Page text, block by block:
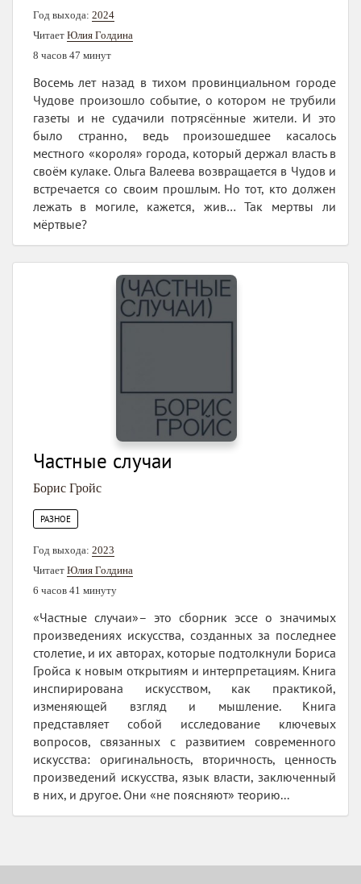
Год выхода: 2024
Читает Юлия Голдина
8 часов 47 минут
Восемь лет назад в тихом провинциальном городе
Чудове произошло событие, о котором не трубили
газеты и не судачили потрясённые жители. И это
было странно, ведь произошедшее касалось
местного «короля» города, который держал власть в
своём кулаке. Ольга Валеева возвращается в Чудов и
встречается со своим прошлым. Но тот, кто должен
лежать в могиле, кажется, жив… Так мертвы ли
мёртвые?
Частные случаи
Борис Гройс
РАЗНОЕ
Год выхода: 2023
Читает Юлия Голдина
6 часов 41 минуту
«Частные случаи»– это сборник эссе о значимых
произведениях искусства, созданных за последнее
столетие, и их авторах, которые подтолкнули Бориса
Гройса к новым открытиям и интерпретациям. Книга
инспирирована искусством, как практикой,
изменяющей взгляд и мышление. Книга
представляет собой исследование ключевых
вопросов, связанных с развитием современного
искусства: оригинальность, вторичность, ценность
произведений искусства, язык власти, заключенный
в них, и другое. Они «не поясняют» теорию...